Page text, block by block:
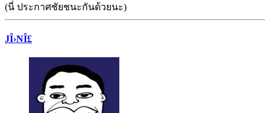
(นี่ ประกาศชัยชนะกันด้วยนะ)
JÎ›NÎ£